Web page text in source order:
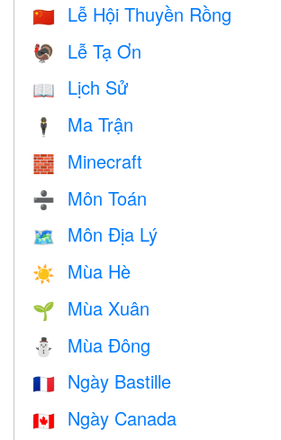
🇨🇳 Lễ Hội Thuyền Rồng
🦃 Lễ Tạ Ơn
📖 Lịch Sử
🕴️ Ma Trận
🧱 Minecraft
➗ Môn Toán
🗺 Môn Địa Lý
☀️ Mùa Hè
🌱 Mùa Xuân
⛄ Mùa Đông
🇫🇷 Ngày Bastille
🇨🇦 Ngày Canada